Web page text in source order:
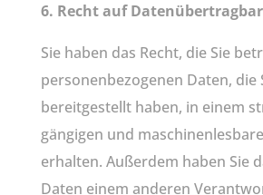
6. Recht auf
Sie haben das Recht, die Sie
personenbezogenen Daten, die
bereitgestellt haben, in einem
gängigen und
erhalten. Außerdem haben Sie
Daten einem anderen